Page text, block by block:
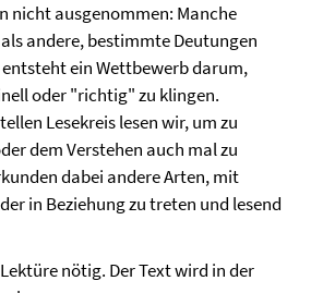
nicht ausgenommen: Manche
andere, bestimmte Deutungen
ein Wettbewerb darum,
oder "richtig" zu klingen.
Lesekreis lesen wir, um zu
dem Verstehen auch mal zu
dabei andere Arten, mit
in Beziehung zu treten und lesend
nötig. Der Text wird in der